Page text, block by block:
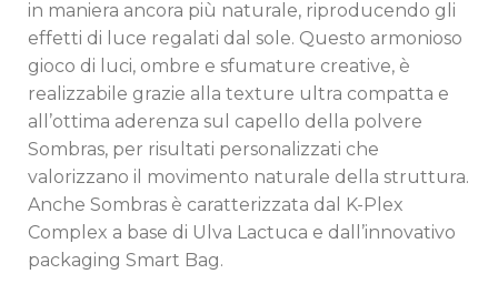
in maniera ancora più naturale, riproducendo gli
effetti di luce regalati dal sole. Questo armonioso
gioco di luci, ombre e sfumature creative, è
realizzabile grazie alla texture ultra compatta e
all’ottima aderenza sul capello della polvere
Sombras, per risultati personalizzati che
valorizzano il movimento naturale della struttura.
Anche Sombras è caratterizzata dal K-Plex
Complex a base di Ulva Lactuca e dall’innovativo
packaging Smart Bag.